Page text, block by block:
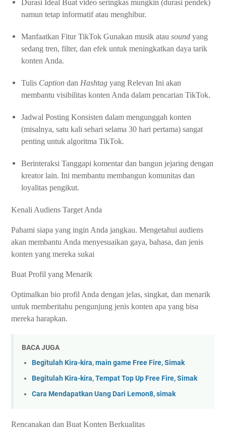
Durasi Ideal Buat video seringkas mungkin (durasi pendek)
namun tetap informatif atau menghibur.
Manfaatkan Fitur TikTok Gunakan musik atau sound yang
sedang tren, filter, dan efek untuk meningkatkan daya tarik
konten Anda.
Tulis Caption dan Hashtag yang Relevan Ini akan
membantu visibilitas konten Anda dalam pencarian TikTok.
Jadwal Posting Konsisten dalam mengunggah konten
(misalnya, satu kali sehari selama 30 hari pertama) sangat
penting untuk algoritma TikTok.
Berinteraksi Tanggapi komentar dan bangun jejaring dengan
kreator lain. Ini membantu membangun komunitas dan
loyalitas pengikut.
Kenali Audiens Target Anda
Pahami siapa yang ingin Anda jangkau. Mengetahui audiens
akan membantu Anda menyesuaikan gaya, bahasa, dan jenis
konten yang mereka sukai
Buat Profil yang Menarik
Optimalkan bio profil Anda dengan jelas, singkat, dan menarik
untuk memberitahu pengunjung jenis konten apa yang bisa
mereka harapkan.
BACA JUGA
Begitulah Kira-kira, main game Free Fire, Simak
Begitulah Kira-kira, Tempat Top Up Free Fire, Simak
Cara Mendapatkan Uang Dari Lemon8, simak
Rencanakan dan Buat Konten Berkualitas